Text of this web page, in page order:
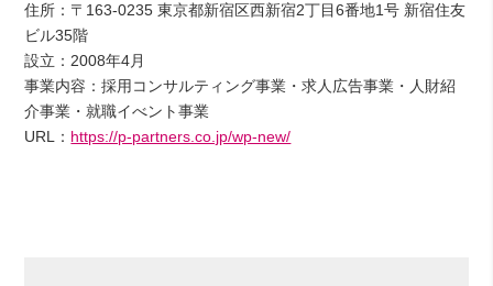
住所：〒163-0235 東京都新宿区西新宿2丁目6番地1号 新宿住友
ビル35階
設立：2008年4月
事業内容：採用コンサルティング事業・求人広告事業・人財紹
介事業・就職イべント事業
URL： https://p-partners.co.jp/wp-new/